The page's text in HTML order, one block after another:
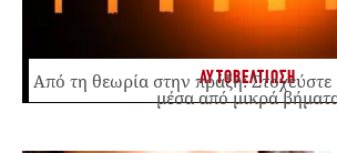
ΑΥΤΟΒΕΛΤΙΩΣΗ
Από τη θεωρία στην πράξη:
μέσα από μικρά